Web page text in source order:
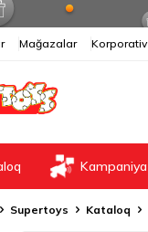
Mağazalar Korporativ
Kampaniya
Supertoys Kataloq